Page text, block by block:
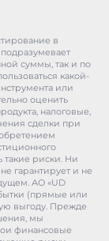
в
суммы, так и по
какой-
или
оценить
налоговые,
сделки при
такие риски. Ни
гарантирует и не
АО «UD
(прямые или
выгоду. Прежде
мы
финансовые